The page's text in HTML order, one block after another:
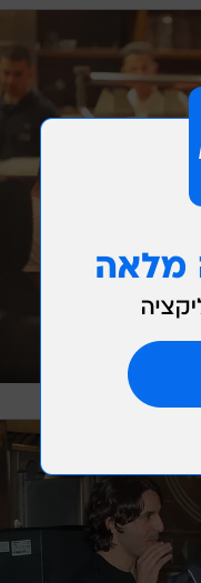
שוקה כהן